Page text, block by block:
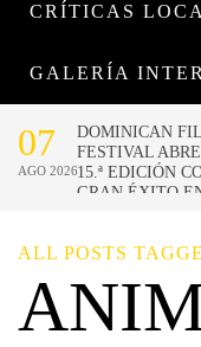
CRÍTICAS
GALERÍA
ALL POSTS